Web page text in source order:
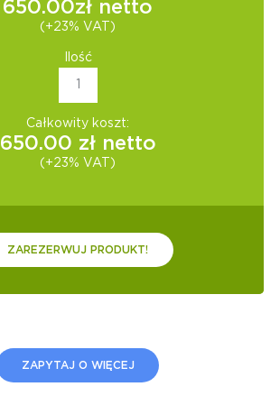
650.00zł netto
(+23% VAT)
Ilość
Całkowity koszt:
650.00 zł netto
(+23% VAT)
ZAREZERWUJ PRODUKT!
ZAPYTAJ O WIĘCEJ